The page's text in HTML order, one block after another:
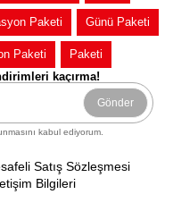
Paketi Günü Paketi
Paketi
Paketi
kaçırma!
Gönder
kabul ediyorum.
Satış Sözleşmesi
Bilgileri